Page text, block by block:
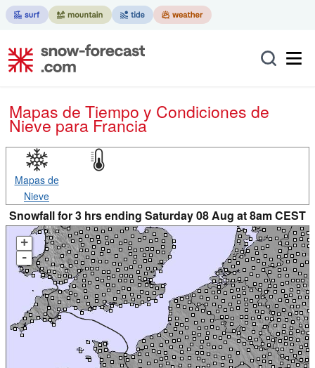
Mapas de Tiempo y Condiciones de
Nievepara Francia
Mapas de
Nieve
Snowfall for 3 hrs ending Saturday 08 Aug at 8am CEST
+
-